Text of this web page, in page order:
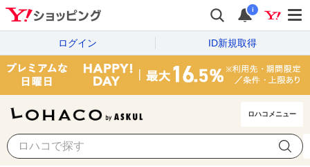
i
ログイン ID新規取得
ロハコメニュー